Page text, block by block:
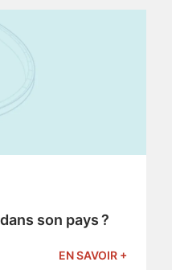
son pays ?
EN SAVOIR +